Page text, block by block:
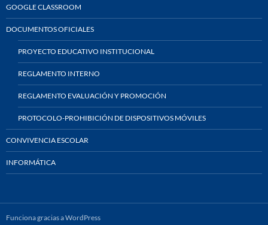
GOOGLE CLASSROOM
DOCUMENTOS OFICIALES
PROYECTO EDUCATIVO INSTITUCIONAL
REGLAMENTO INTERNO
REGLAMENTO EVALUACIÓN Y PROMOCIÓN
PROTOCOLO-PROHIBICIÓN DE DISPOSITIVOS MÓVILES
CONVIVENCIA ESCOLAR
INFORMÁTICA
Funciona gracias a WordPress